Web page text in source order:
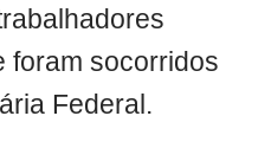
foram socorridos
Federal.